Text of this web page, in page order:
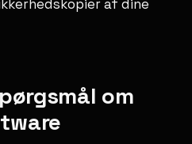
af dine
om